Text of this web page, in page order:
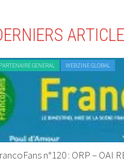
GENERAL WEBZINE GLOBAL
n°120 : ORP – OAI